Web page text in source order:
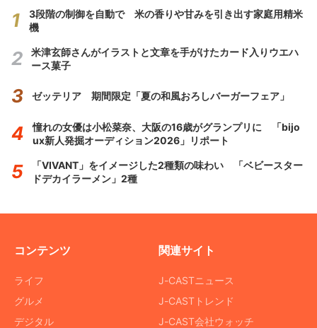
3段階の制御を自動で 米の香りや甘みを引き出す家庭用精米
機
米津玄師さんがイラストと文章を手がけたカード入りウエハ
ース菓子
ゼッテリア 期間限定「夏の和風おろしバーガーフェア」
憧れの女優は小松菜奈、大阪の16歳がグランプリに 「bijo
ux新人発掘オーディション2026」リポート
「VIVANT」をイメージした2種類の味わい 「ベビースター
ドデカイラーメン」2種
コンテンツ
ライフ
グルメ
デジタル
関連サイト
J-CASTニュース
J-CASTトレンド
J-CAST会社ウォッチ